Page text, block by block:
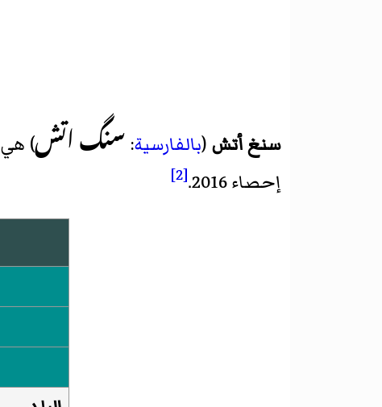
سنغ أتش (بالفارسية: سنگ اتش) هي
إحصاء 2016
.
[2]